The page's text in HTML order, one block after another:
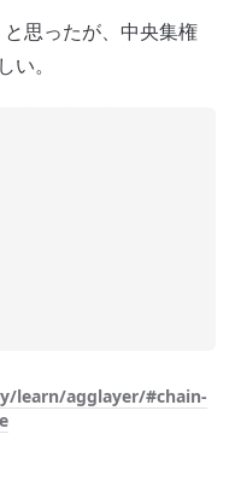
思ったが、中央集権
。
learn/agglayer/#chain-